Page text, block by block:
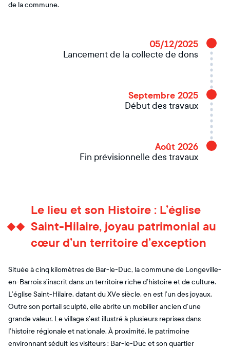
de la commune.
05/12/2025
Lancement de la collecte de dons
Septembre 2025
Début des travaux
Août 2026
Fin prévisionnelle des travaux
Le lieu et son Histoire : L’église
Saint-Hilaire, joyau patrimonial au
cœur d’un territoire d’exception
Située à cinq kilomètres de Bar-le-Duc, la commune de Longeville-
en-Barrois s’inscrit dans un territoire riche d’histoire et de culture.
L’église Saint-Hilaire, datant du XVe siècle, en est l’un des joyaux.
Outre son portail sculpté, elle abrite un mobilier ancien d’une
grande valeur. Le village s’est illustré à plusieurs reprises dans
l’histoire régionale et nationale. À proximité, le patrimoine
environnant séduit les visiteurs : Bar-le-Duc et son quartier